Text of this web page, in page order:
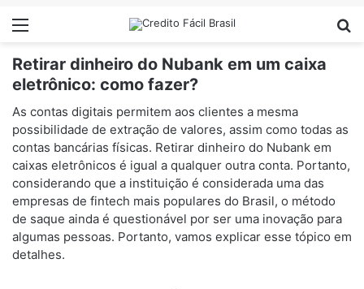
Menu
Retirar dinheiro do Nubank em um caixa
eletrônico: como fazer?
As contas digitais permitem aos clientes a mesma
possibilidade de extração de valores, assim como todas as
contas bancárias físicas. Retirar dinheiro do Nubank em
caixas eletrônicos é igual a qualquer outra conta. Portanto,
considerando que a instituição é considerada uma das
empresas de fintech mais populares do Brasil, o método
de saque ainda é questionável por ser uma inovação para
algumas pessoas. Portanto, vamos explicar esse tópico em
detalhes.